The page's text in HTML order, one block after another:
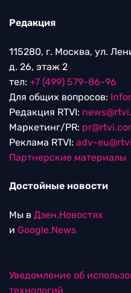
Редакция
115280, г. Москва, ул.
д. 26, этаж 2
тел: +7 (499) 579-86-96
Для общих вопросов:
Редакция RTVI:
Маркетинг/PR:
Реклама RTVI: adv-
Партнерские материалы
Достойные новости
Мы в Дзен.Новостях
и Google.News
Уведомление об
технологий